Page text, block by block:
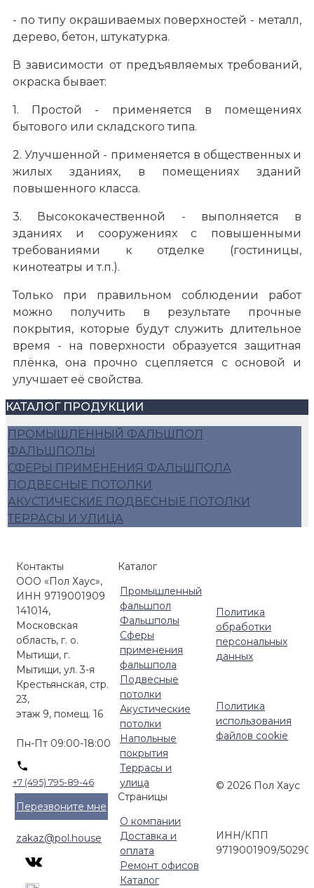
- по типу окрашиваемых поверхностей - металл,
дерево, бетон, штукатурка.
В зависимости от предъявляемых требований,
окраска бывает:
1. Простой - применяется в помещениях
бытового или складского типа.
2. Улучшенной - применяется в общественных и
жилых зданиях, в помещениях зданий
повышенного класса.
3. Высококачественной - выполняется в
зданиях и сооружениях с повышенными
требованиями к отделке (гостиницы,
кинотеатры и т.п.).
Только при правильном соблюдении работ
можно получить в результате прочные
покрытия, которые будут служить длительное
время - на поверхности образуется защитная
плёнка, она прочно сцепляется с основой и
улучшает её свойства.
КАТАЛОГ ПРОДУКЦИИ
ПРОМЫШЛЕННЫЙ ФАЛЬШПОЛ
ФАЛЬШПОЛЫ
СФЕРЫ ПРИМЕНЕНИЯ ФАЛЬШПОЛА
ПОДВЕСНЫЕ ПОТОЛКИ
АКУСТИЧЕСКИЕ ПОДВЕСНЫЕ ПОТОЛКИ
ТЕРРАСЫ И УЛИЦА
Контакты
ООО «Пол Хаус»,
ИНН 9719001909
141014,
Московская
область, г. о.
Мытищи, г.
Мытищи, ул. 3-я
Крестьянская, стр.
23,
этаж 9, помещ. 16
Пн-Пт 09:00-18:00
+7 (495) 795-89-46
Перезвоните мне
zakaz@pol.house
Каталог
Промышленный
фальшпол
Фальшполы
Сферы
применения
фальшпола
Подвесные
потолки
Акустические
потолки
Напольные
покрытия
Террасы и
улица
Страницы
О компании
Доставка и
оплата
Ремонт офисов
Каталог
Политика
обработки
персональных
данных
Политика
использования
файлов cookie
© 2026 Пол Хаус
ИНН/КПП
9719001909/